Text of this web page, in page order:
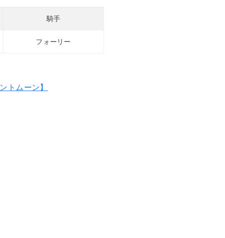
騎手
フォーリー
トムーン】